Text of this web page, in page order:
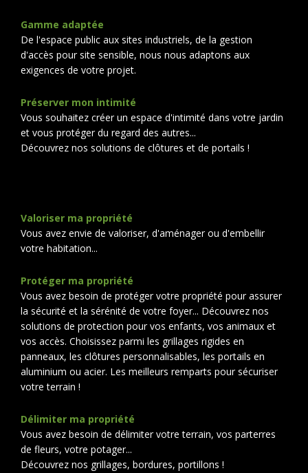
Gamme adaptée
De l'espace public aux sites industriels, de la gestion
d'accès pour site sensible, nous nous adaptons aux
exigences de votre projet.
Préserver mon intimité
Vous souhaitez créer un espace d'intimité dans votre jardin
et vous protéger du regard des autres...
Découvrez nos solutions de clôtures et de portails !
Valoriser ma propriété
Vous avez envie de valoriser, d'aménager ou d'embellir
votre habitation...
Protéger ma propriété
Vous avez besoin de protéger votre propriété pour assurer
la sécurité et la sérénité de votre foyer... Découvrez nos
solutions de protection pour vos enfants, vos animaux et
vos accès. Choisissez parmi les grillages rigides en
panneaux, les clôtures personnalisables, les portails en
aluminium ou acier. Les meilleurs remparts pour sécuriser
votre terrain !
Délimiter ma propriété
Vous avez besoin de délimiter votre terrain, vos parterres
de fleurs, votre potager...
Découvrez nos grillages, bordures, portillons !